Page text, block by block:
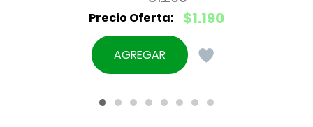
El
precio
original
$1.190
El
precio
actual
$1.190.
AGREGAR